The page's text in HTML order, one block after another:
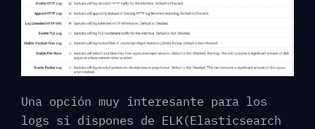
Una opción muy interesante para los
logs si dispones de ELK(Elasticsearch